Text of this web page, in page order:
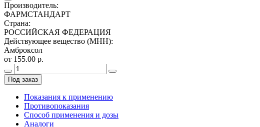
Производитель:
ФАРМСТАНДАРТ
Страна:
РОССИЙСКАЯ ФЕДЕРАЦИЯ
Действующее вещество (МНН):
Амброксол
от 155.00 р.
Под заказ
Показания к применению
Противопоказания
Способ применения и дозы
Аналоги